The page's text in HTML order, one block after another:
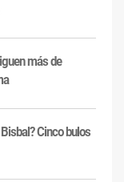
más de
Cinco bulos